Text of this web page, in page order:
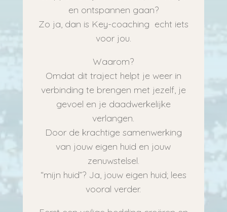
en ontspannen gaan?
Zo ja, dan is Key-coaching echt iets
voor jou.
Waarom?
Omdat dit traject helpt je weer in
verbinding te brengen met jezelf, je
gevoel en je daadwerkelijke
verlangen.
Door de krachtige samenwerking
van jouw eigen huid en jouw
zenuwstelsel.
“mijn huid”? Ja, jouw eigen huid; lees
vooral verder.